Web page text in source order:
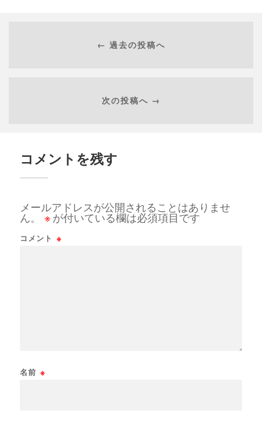
← 過去の投稿へ
次の投稿へ →
コメントを残す
メールアドレスが公開されることはありませ
ん。
※ が付いている欄は必須項目です
コメント ※
名前 ※